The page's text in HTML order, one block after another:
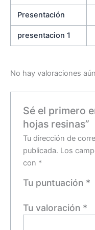
Presentación
presentacion 1
No hay valoraciones
Sé el primero
hojas resinas”
Tu dirección de
publicada. Los
con *
Tu puntuación *
Tu valoración *